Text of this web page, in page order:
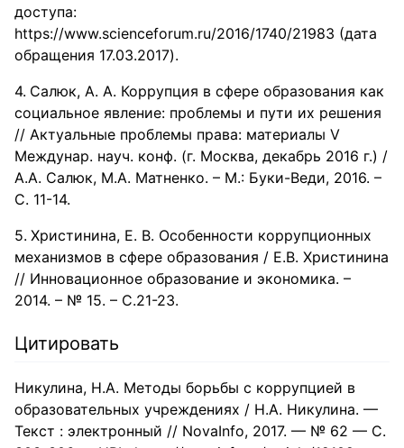
доступа:
https://www.scienceforum.ru/2016/1740/21983 (дата
обращения 17.03.2017).
Салюк, А. А. Коррупция в сфере образования как
социальное явление: проблемы и пути их решения
// Актуальные проблемы права: материалы V
Междунар. науч. конф. (г. Москва, декабрь 2016 г.) /
А.А. Салюк, М.А. Матненко. – М.: Буки-Веди, 2016. –
С. 11-14.
Христинина, Е. В. Особенности коррупционных
механизмов в сфере образования / Е.В. Христинина
// Инновационное образование и экономика. –
2014. – № 15. – С.21-23.
Цитировать
Никулина, Н.А. Методы борьбы с коррупцией в
образовательных учреждениях / Н.А. Никулина. —
Текст : электронный // NovaInfo, 2017. — № 62 — С.